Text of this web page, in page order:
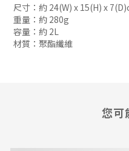
尺寸：約 24(W) x 15(H) x
重量：約 280g
容量：約 2L
材質：聚酯纖維
您可